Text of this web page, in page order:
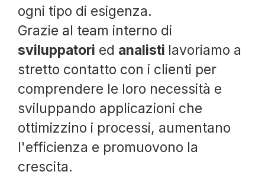
ogni tipo di esigenza.
Grazie al team interno di
sviluppatori ed analisti lavoriamo a
stretto contatto con i clienti per
comprendere le loro necessità e
sviluppando applicazioni che
ottimizzino i processi, aumentano
l'efficienza e promuovono la
crescita.